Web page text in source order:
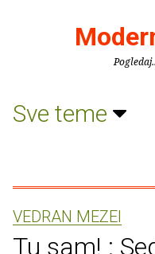
Sve teme
VEDRAN MEZEI
Tu sam! :